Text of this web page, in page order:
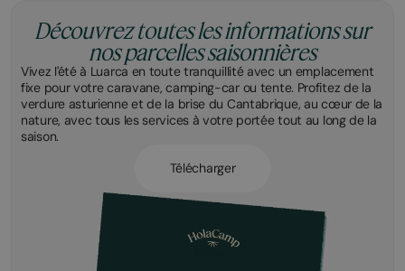
Découvrez toutes les informations sur
nos parcelles saisonnières
Vivez l'été à Luarca en toute tranquillité avec un emplacement
fixe pour votre caravane, camping-car ou tente. Profitez de la
verdure asturienne et de la brise du Cantabrique, au cœur de la
nature, avec tous les services à votre portée tout au long de la
saison.
Télécharger